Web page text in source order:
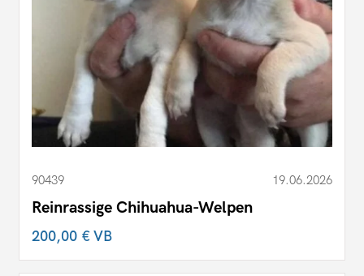
90439 19.06.2026
Reinrassige Chihuahua-Welpen
200,00 €VB